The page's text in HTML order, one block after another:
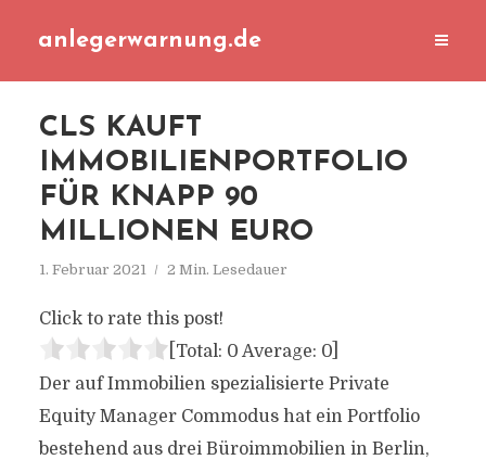
anlegerwarnung.de
CLS KAUFT
IMMOBILIENPORTFOLIO
FÜR KNAPP 90
MILLIONEN EURO
1. Februar 2021 2 Min. Lesedauer
Click to rate this post!
[Total: 0 Average: 0]
Der auf Immobilien spezialisierte Private
Equity Manager Commodus hat ein Portfolio
bestehend aus drei Büroimmobilien in Berlin,